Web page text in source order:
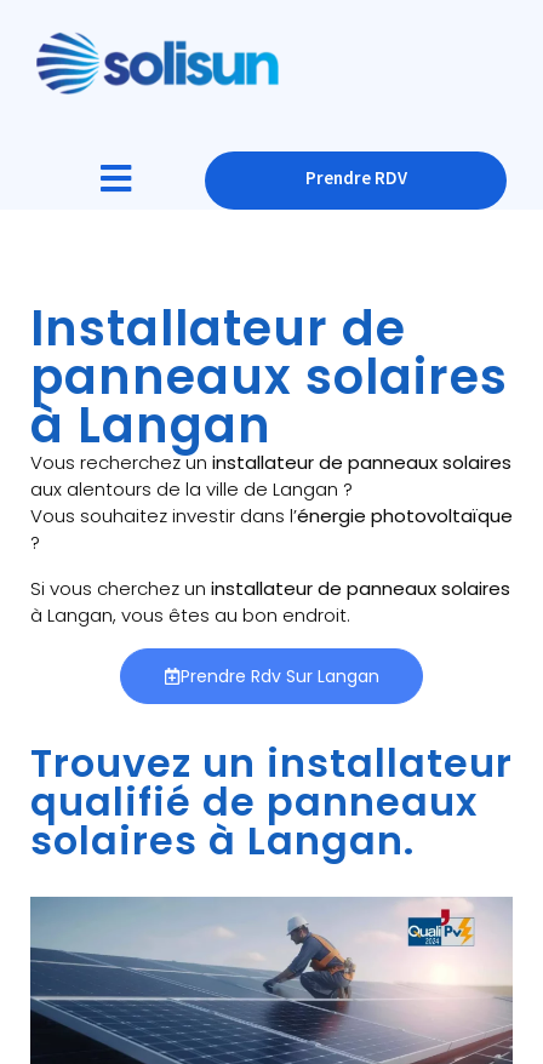
Prendre RDV
Installateur de
panneaux solaires
à Langan
Vous recherchez un installateur de panneaux solaires
aux alentours de la ville de Langan ?
Vous souhaitez investir dans l’énergie photovoltaïque
?
Si vous cherchez un installateur de panneaux solaires
à Langan, vous êtes au bon endroit.
Prendre Rdv Sur Langan
Trouvez un installateur
qualifié de panneaux
solaires à Langan.